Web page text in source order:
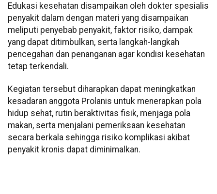
Edukasi kesehatan disampaikan oleh dokter spesialis
penyakit dalam dengan materi yang disampaikan
meliputi penyebab penyakit, faktor risiko, dampak
yang dapat ditimbulkan, serta langkah-langkah
pencegahan dan penanganan agar kondisi kesehatan
tetap terkendali.
Kegiatan tersebut diharapkan dapat meningkatkan
kesadaran anggota Prolanis untuk menerapkan pola
hidup sehat, rutin beraktivitas fisik, menjaga pola
makan, serta menjalani pemeriksaan kesehatan
secara berkala sehingga risiko komplikasi akibat
penyakit kronis dapat diminimalkan.